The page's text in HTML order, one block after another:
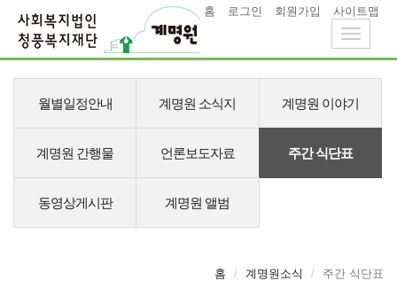
홈 로그인 회원가입
사이트맵
Toggle
메
월별일정안내 계명원 소식지 계명원 이야기
계명원 간행물 언론보도자료 주간 식단표
동영상게시판 계명원 앨범
홈 계명원소식 주간 식단표